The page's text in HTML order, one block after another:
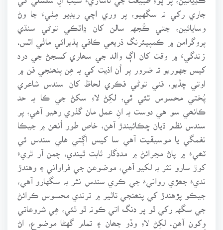
جاري رکي نہ سگهيو، پر وري اچي ريڊيو مِٺيءَ جا وڻ
وسايائين، جتي ڪُجهہ سالن کان ڍاٽڪي توڻي سنڌي
پروگرامن ۾ ڪمپيئرنگ ذريعي ڪافي پذيرائي ماڻي اٿس.
زندگيءَ ۾ وقت کان اڳ والد جي سھاري کسجڻ جي درد
کيس جهوريو تہ ضرور پر اُن اذيت کي بہ هِن پنھنجي فن ۾
اوتي ڇڏيو، فني توڻي فڪري لحاظ کان سندس شاعري
پُختي محسوس ٿئي ٿي، لکِڻ لاءِ سکڻ جي ڪا بہ حد
ڪانھي سو هي دوست بہ انِ عمل مان گذري رهيو آهي، پر
سندس نظم ڌيان ڇڪائيندڙ آهن، خاص طور اُنھن ۾ جيڪا
نغمگي يا موسيقيت آهي سا کيس اڳتي هلي سندس ئي
ٽھيءَ ۾ پاڻ مڃرائڻ ۾ مددگار ثابت ٿيندي، چمن آر ٿريءَ
کوڙ سارو نثر بہ لکيو آهي، موضوعن جي فراواني ۽ وهندڙ
نديءَ جھڙي روانيءَ جي ڪري سندس نثر بہ سگهارو آهي،
جيڪو پڙهندڙ کي پنھنجي تاثير ۾ ترندي محسوس ڪرائڻ
جي سگهہ رکي ٿو پر دنگ اتي ڪونہ ٿو ٿئي، هِي شروعاتي
وِکون آهن. لکِڻ لاءِ وڏو جھان ۽ تمام گهڻا موضوع، اڻ